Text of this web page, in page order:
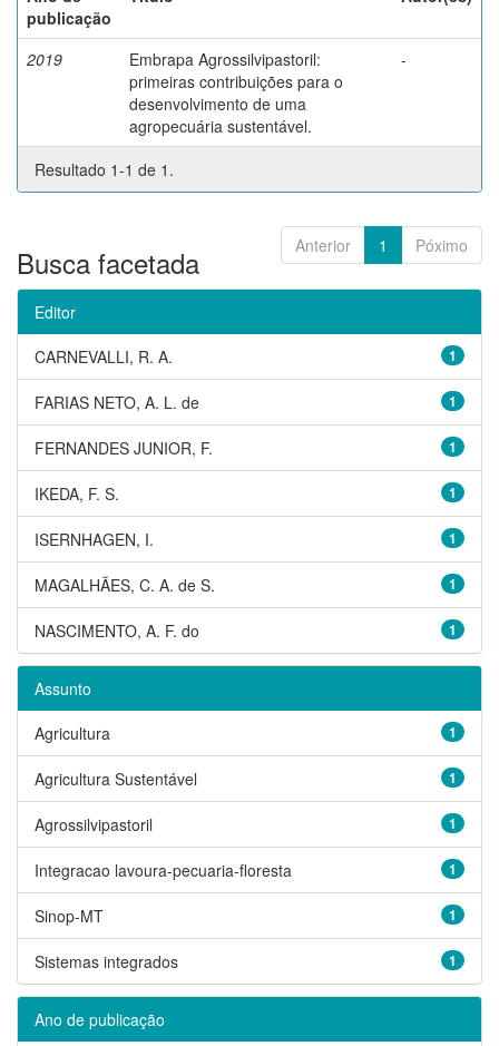
publicação
2019
Embrapa Agrossilvipastoril:
primeiras contribuições para o
desenvolvimento de uma
agropecuária sustentável.
-
Resultado 1-1 de 1.
Anterior 1 Póximo
Busca facetada
Editor
1
CARNEVALLI, R. A.
1
FARIAS NETO, A. L. de
1
FERNANDES JUNIOR, F.
1
IKEDA, F. S.
1
ISERNHAGEN, I.
1
MAGALHÃES, C. A. de S.
1
NASCIMENTO, A. F. do
Assunto
1
Agricultura
1
Agricultura Sustentável
1
Agrossilvipastoril
1
Integracao lavoura-pecuaria-floresta
1
Sinop-MT
1
Sistemas integrados
Ano de publicação